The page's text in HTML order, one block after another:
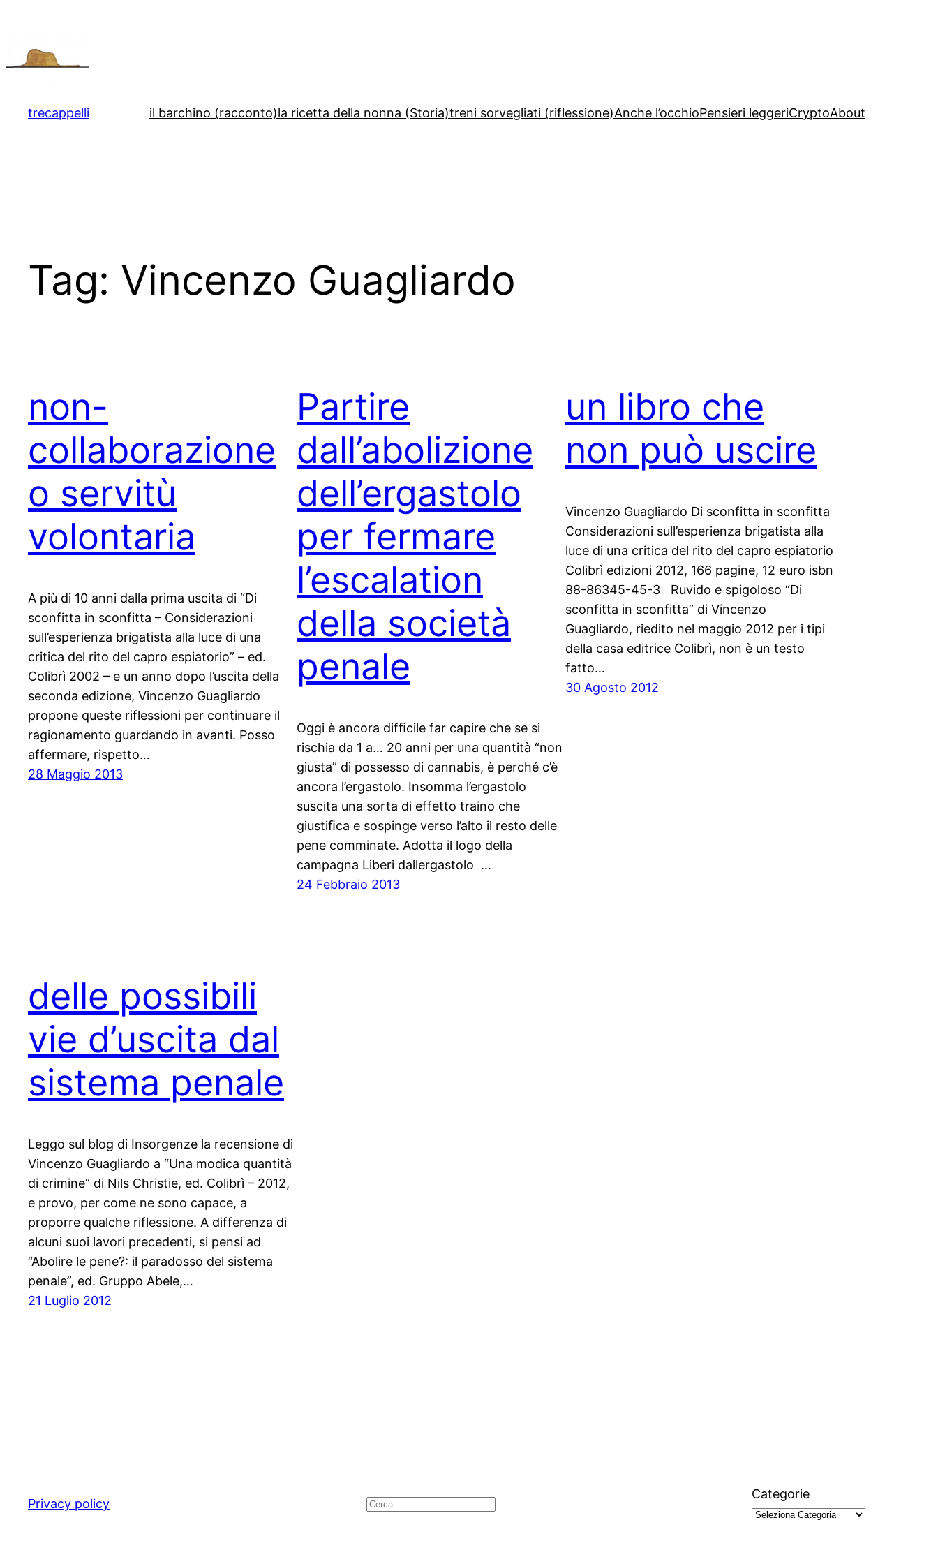
contenuto
trecappelli il barchino (racconto)la ricetta della nonna (Storia)treni sorvegliati (riflessione)Anche l’occhioPensieri leggeriCryptoAbout
Tag: Vincenzo Guagliardo
non-
collaborazione
o servitù
volontaria
A più di 10 anni dalla prima uscita di “Di
sconfitta in sconfitta – Considerazioni
sull’esperienza brigatista alla luce di una
critica del rito del capro espiatorio” – ed.
Colibrì 2002 – e un anno dopo l’uscita della
seconda edizione, Vincenzo Guagliardo
propone queste riflessioni per continuare il
ragionamento guardando in avanti. Posso
affermare, rispetto…
28 Maggio 2013
Partire
dall’abolizione
dell’ergastolo
per fermare
l’escalation
della società
penale
Oggi è ancora difﬁcile far capire che se si
rischia da 1 a… 20 anni per una quantità “non
giusta” di possesso di cannabis, è perché c’è
ancora l’ergastolo. Insomma l’ergastolo
suscita una sorta di effetto traino che
giustiﬁca e sospinge verso l’alto il resto delle
pene comminate. Adotta il logo della
campagna Liberi dallergastolo …
24 Febbraio 2013
un libro che
non può uscire
Vincenzo Guagliardo Di sconfitta in sconfitta
Considerazioni sull’esperienza brigatista alla
luce di una critica del rito del capro espiatorio
Colibrì edizioni 2012, 166 pagine, 12 euro isbn
88-86345-45-3 Ruvido e spigoloso “Di
sconfitta in sconfitta” di Vincenzo
Guagliardo, riedito nel maggio 2012 per i tipi
della casa editrice Colibrì, non è un testo
fatto…
30 Agosto 2012
delle possibili
vie d’uscita dal
sistema penale
Leggo sul blog di Insorgenze la recensione di
Vincenzo Guagliardo a “Una modica quantità
di crimine” di Nils Christie, ed. Colibrì – 2012,
e provo, per come ne sono capace, a
proporre qualche riflessione. A differenza di
alcuni suoi lavori precedenti, si pensi ad
“Abolire le pene?: il paradosso del sistema
penale”, ed. Gruppo Abele,…
21 Luglio 2012
Privacy policy Cerca
Categorie